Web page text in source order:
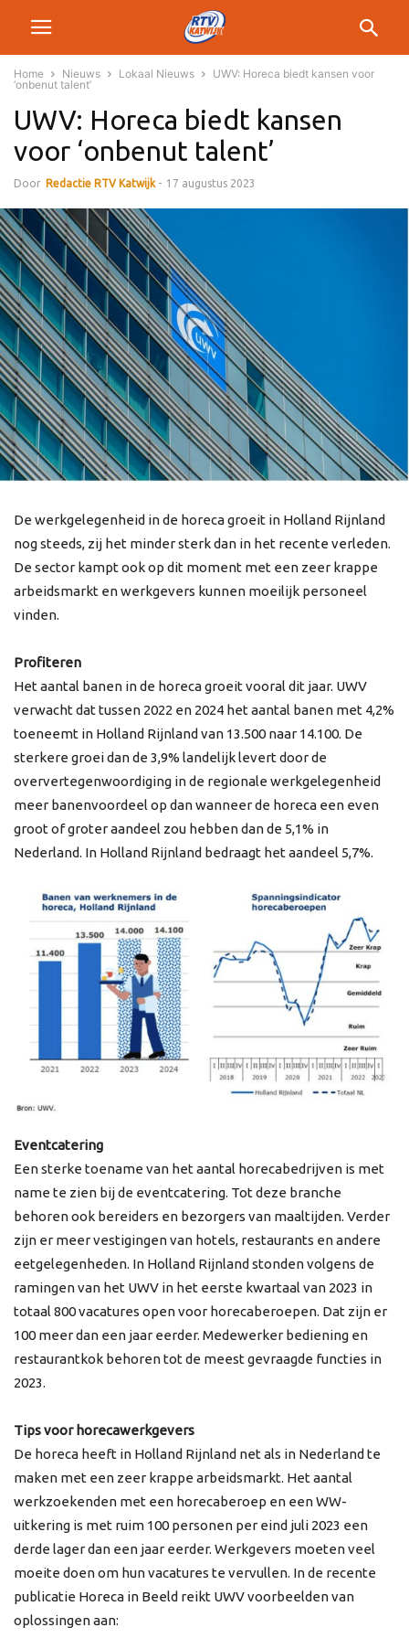
Home Nieuws Lokaal Nieuws
UWV: Horeca biedt kansen voor
‘onbenut talent’
UWV: Horeca biedt kansen
voor ‘onbenut talent’
Door Redactie RTV Katwijk - 17 augustus 2023
De werkgelegenheid in de horeca groeit in Holland Rijnland
nog steeds, zij het minder sterk dan in het recente verleden.
De sector kampt ook op dit moment met een zeer krappe
arbeidsmarkt en werkgevers kunnen moeilijk personeel
vinden.
Profiteren
Het aantal banen in de horeca groeit vooral dit jaar. UWV
verwacht dat tussen 2022 en 2024 het aantal banen met 4,2%
toeneemt in Holland Rijnland van 13.500 naar 14.100. De
sterkere groei dan de 3,9% landelijk levert door de
oververtegenwoordiging in de regionale werkgelegenheid
meer banenvoordeel op dan wanneer de horeca een even
groot of groter aandeel zou hebben dan de 5,1% in
Nederland. In Holland Rijnland bedraagt het aandeel 5,7%.
Eventcatering
Een sterke toename van het aantal horecabedrijven is met
name te zien bij de eventcatering. Tot deze branche
behoren ook bereiders en bezorgers van maaltijden. Verder
zijn er meer vestigingen van hotels, restaurants en andere
eetgelegenheden. In Holland Rijnland stonden volgens de
ramingen van het UWV in het eerste kwartaal van 2023 in
totaal 800 vacatures open voor horecaberoepen. Dat zijn er
100 meer dan een jaar eerder. Medewerker bediening en
restaurantkok behoren tot de meest gevraagde functies in
2023.
Tips voor horecawerkgevers
De horeca heeft in Holland Rijnland net als in Nederland te
maken met een zeer krappe arbeidsmarkt. Het aantal
werkzoekenden met een horecaberoep en een WW-
uitkering is met ruim 100 personen per eind juli 2023 een
derde lager dan een jaar eerder. Werkgevers moeten veel
moeite doen om hun vacatures te vervullen. In de recente
publicatie Horeca in Beeld reikt UWV voorbeelden van
oplossingen aan: